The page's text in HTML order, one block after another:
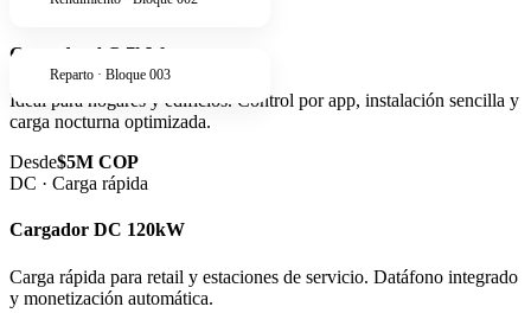
Reparto · Bloque 003
AC · Residencial
Cargador AC 7kW
Ideal para hogares y edificios. Control por app, instalación sencilla y
carga nocturna optimizada.
Desde$5M COP
DC · Carga rápida
Cargador DC 120kW
Carga rápida para retail y estaciones de servicio. Datáfono integrado
y monetización automática.